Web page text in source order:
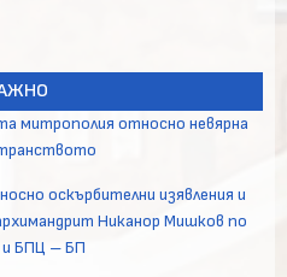
митрополия относно невярна
оскърбителни изявления и
Никанор Мишков по
и БПЦ – БП